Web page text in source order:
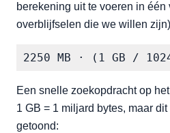
berekening uit te voeren in
overblijfselen die we willen
2250 MB · (1 GB /
Een snelle zoekopdracht op
1 GB = 1 miljard bytes, maar
getoond: